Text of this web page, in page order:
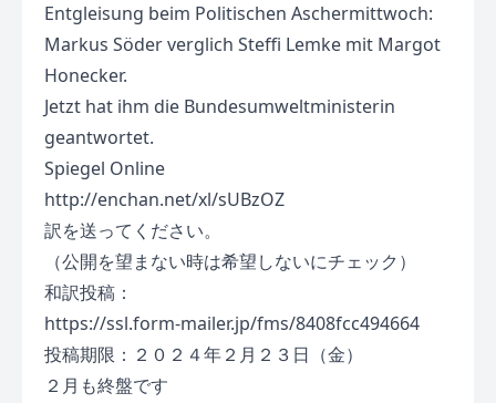
Entgleisung beim Politischen Aschermittwoch:
Markus Söder verglich Steffi Lemke mit Margot
Honecker.
Jetzt hat ihm die Bundesumweltministerin
geantwortet.
Spiegel Online
http://enchan.net/xl/sUBzOZ
訳を送ってください。
（公開を望まない時は希望しないにチェック）
和訳投稿：
https://ssl.form-mailer.jp/fms/8408fcc494664
投稿期限：２０２４年２月２３日（金）
２月も終盤です